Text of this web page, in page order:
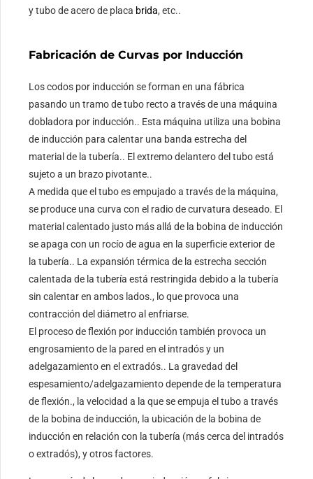
y tubo de acero de placa brida, etc..
Fabricación de Curvas por Inducción
Los codos por inducción se forman en una fábrica
pasando un tramo de tubo recto a través de una máquina
dobladora por inducción.. Esta máquina utiliza una bobina
de inducción para calentar una banda estrecha del
material de la tubería.. El extremo delantero del tubo está
sujeto a un brazo pivotante..
A medida que el tubo es empujado a través de la máquina,
se produce una curva con el radio de curvatura deseado. El
material calentado justo más allá de la bobina de inducción
se apaga con un rocío de agua en la superficie exterior de
la tubería.. La expansión térmica de la estrecha sección
calentada de la tubería está restringida debido a la tubería
sin calentar en ambos lados., lo que provoca una
contracción del diámetro al enfriarse.
El proceso de flexión por inducción también provoca un
engrosamiento de la pared en el intradós y un
adelgazamiento en el extradós.. La gravedad del
espesamiento/adelgazamiento depende de la temperatura
de flexión., la velocidad a la que se empuja el tubo a través
de la bobina de inducción, la ubicación de la bobina de
inducción en relación con la tubería (más cerca del intradós
o extradós), y otros factores.